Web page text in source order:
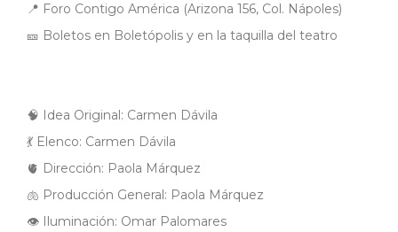
📍 Foro Contigo América (Arizona 156, Col. Nápoles)
🎫 Boletos en Boletópolis y en la taquilla del teatro
🧠 Idea Original: Carmen Dávila
💃 Elenco: Carmen Dávila
🫀 Dirección: Paola Márquez
🫁 Producción General: Paola Márquez
👁 Iluminación: Omar Palomares